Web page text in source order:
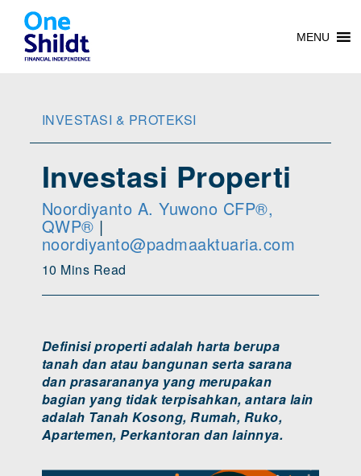
MENU
INVESTASI & PROTEKSI
Investasi Properti
Noordiyanto A. Yuwono CFP®,
QWP®|
noordiyanto@padmaaktuaria.com
10 Mins Read
Definisi properti adalah harta berupa
tanah dan atau bangunan serta sarana
dan prasarananya yang merupakan
bagian yang tidak terpisahkan, antara lain
adalah Tanah Kosong, Rumah, Ruko,
Apartemen, Perkantoran dan lainnya.